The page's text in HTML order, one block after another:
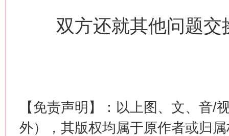
双方还就其他问题交
【免责声明】：以上图、文、音/
外），其版权均属于原作者或归
这是一记警钟！ 谢